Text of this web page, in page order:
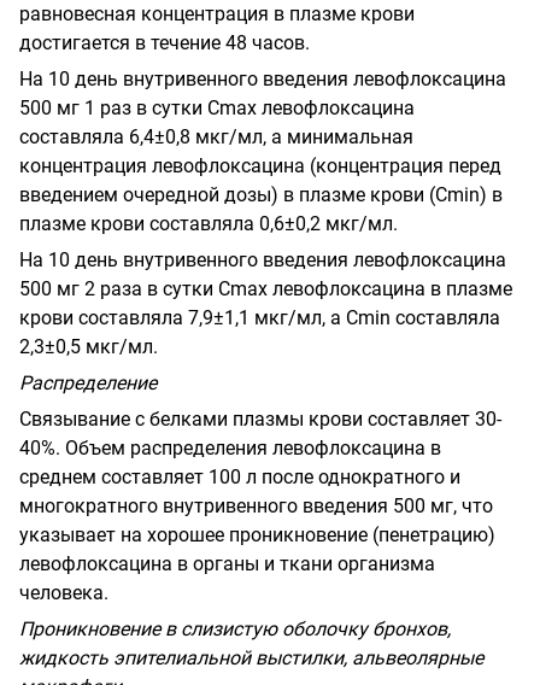
равновесная концентрация в плазме крови
достигается в течение 48 часов.
На 10 день внутривенного введения левофлоксацина
500 мг 1 раз в сутки Cmax левофлоксацина
составляла 6,4±0,8 мкг/мл, а минимальная
концентрация левофлоксацина (концентрация перед
введением очередной дозы) в плазме крови (Cmin) в
плазме крови составляла 0,6±0,2 мкг/мл.
На 10 день внутривенного введения левофлоксацина
500 мг 2 раза в сутки Cmax левофлоксацина в плазме
крови составляла 7,9±1,1 мкг/мл, а Cmin составляла
2,3±0,5 мкг/мл.
Распределение
Связывание с белками плазмы крови составляет 30-
40%. Объем распределения левофлоксацина в
среднем составляет 100 л после однократного и
многократного внутривенного введения 500 мг, что
указывает на хорошее проникновение (пенетрацию)
левофлоксацина в органы и ткани организма
человека.
Проникновение в слизистую оболочку бронхов,
жидкость эпителиальной выстилки, альвеолярные